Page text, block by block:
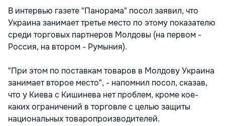
В интервью газете "Панорама" посол заявил, что
Украина занимает третье место по этому показателю
среди торговых партнеров Молдовы (на первом -
Россия, на втором - Румыния).
"При этом по поставкам товаров в Молдову Украина
занимает второе место", - напомнил посол, сказав,
что у Киева с Кишинева нет проблем, кроме кое-
каких ограничений в торговле с целью защиты
национальных товаропроизводителей.